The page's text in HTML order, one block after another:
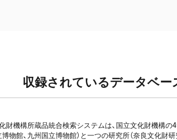
収録されているデータベー
財機構所蔵品統合検索システムは、国立文化財機構の
物館、九州国立博物館）と一つの研究所（奈良文化財